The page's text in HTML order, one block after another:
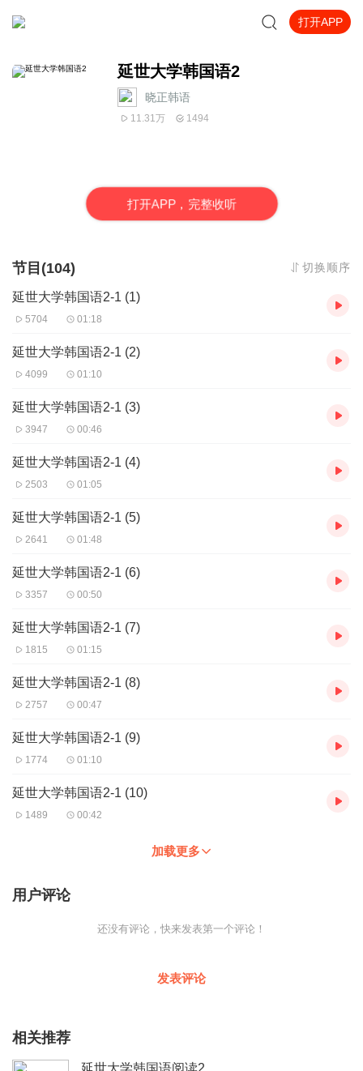
打开APP
延世大学韩国语2
晓正韩语
11.31万 1494
打开APP，完整收听
节目(104) 切换顺序
延世大学韩国语2-1 (1)
5704 01:18
延世大学韩国语2-1 (2)
4099 01:10
延世大学韩国语2-1 (3)
3947 00:46
延世大学韩国语2-1 (4)
2503 01:05
延世大学韩国语2-1 (5)
2641 01:48
延世大学韩国语2-1 (6)
3357 00:50
延世大学韩国语2-1 (7)
1815 01:15
延世大学韩国语2-1 (8)
2757 00:47
延世大学韩国语2-1 (9)
1774 01:10
延世大学韩国语2-1 (10)
1489 00:42
加载更多
用户评论
还没有评论，快来发表第一个评论！
发表评论
相关推荐
延世大学韩国语阅读2